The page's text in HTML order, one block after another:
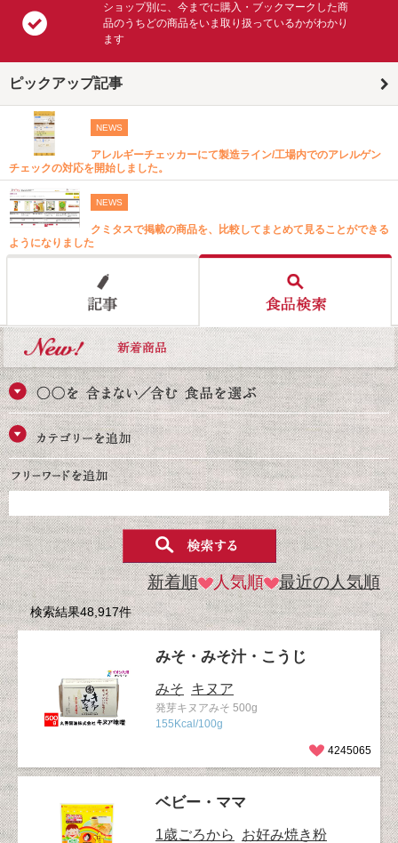
ショップ別に、今までに購入・ブックマークした商
品のうちどの商品をいま取り扱っているかがわかり
ます
ピックアップ記事
NEWS
アレルギーチェッカーにて製造ライン/工場内でのアレルゲン
チェックの対応を開始しました。
NEWS
クミタスで掲載の商品を、比較してまとめて見ることができる
ようになりました
新着順 人気順 最近の人気順
検索結果48,917件
みそ・みそ汁・こうじ
みそ キヌア
発芽キヌアみそ 500g
155Kcal/100g
4245065
ベビー・ママ
1歳ごろから お好み焼き粉